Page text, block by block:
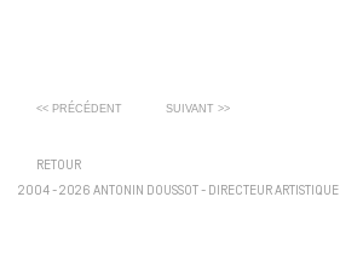
<< PRÉCÉDENT SUIVANT >>
RETOUR
2004 - 2026 ANTONIN DOUSSOT - DIRECTEUR ARTISTIQUE